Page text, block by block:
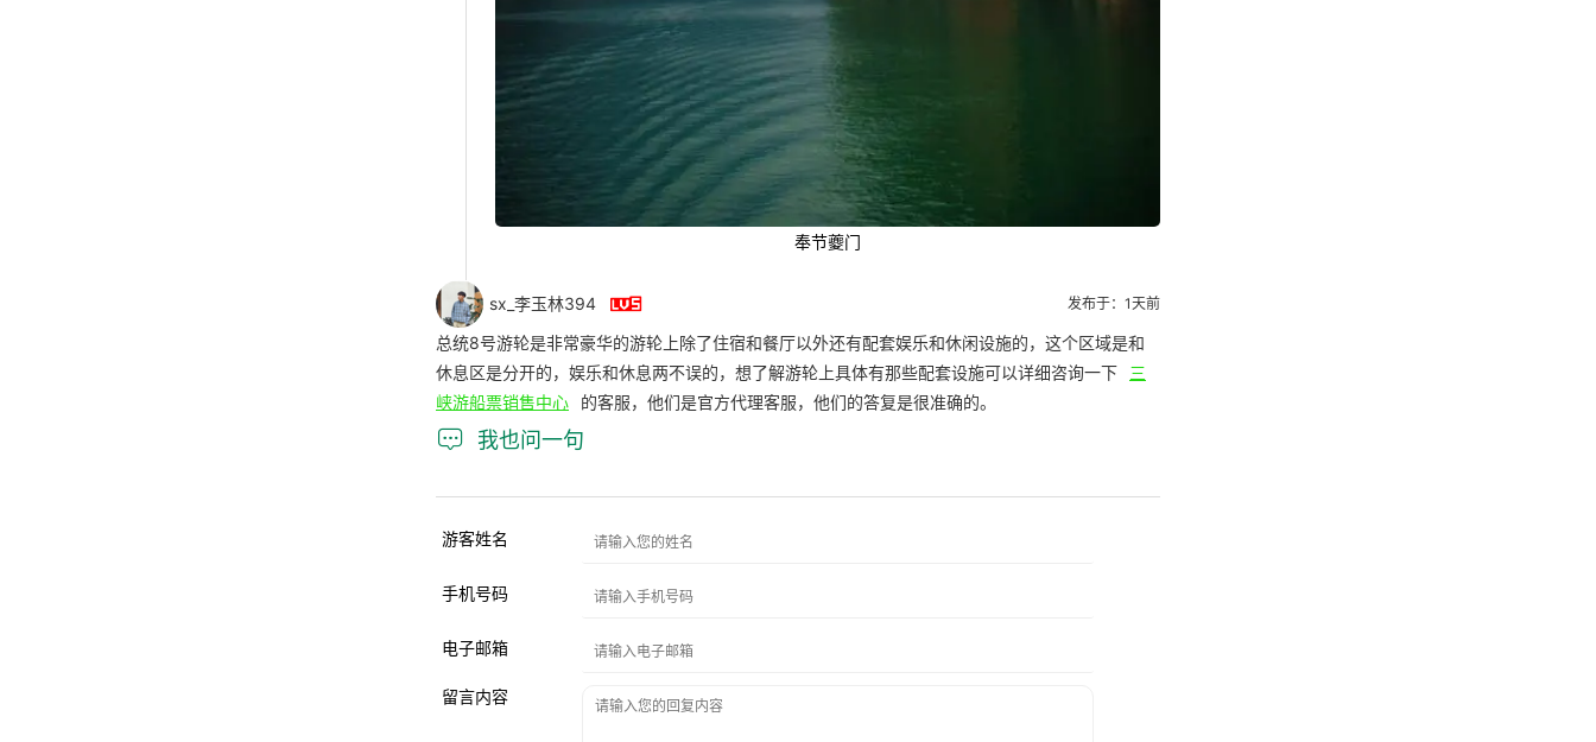
奉节夔门
sx_李玉林394  发布于：1天前
总统8号游轮是非常豪华的游轮上除了住宿和餐厅以外还有配套娱乐和休闲设施的，这个区域是和
休息区是分开的，娱乐和休息两不误的，想了解游轮上具体有那些配套设施可以详细咨询一下
三
峡游船票销售中心
的客服，他们是官方代理客服，他们的答复是很准确的。
 我也问一句
游客姓名
手机号码
电子邮箱
留言内容